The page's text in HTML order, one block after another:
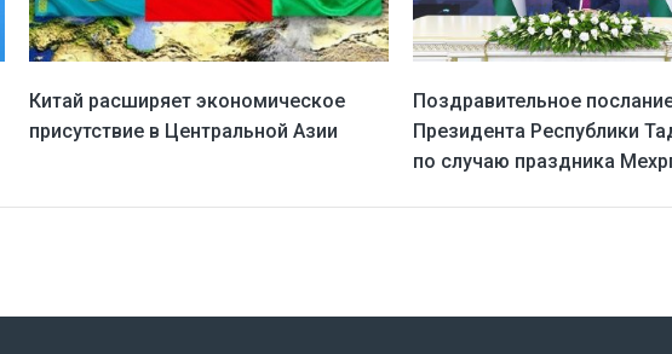
Китай расширяет экономическое
присутствие в Центральной Азии
Поздравительное
Президента Республики
по случаю праздника